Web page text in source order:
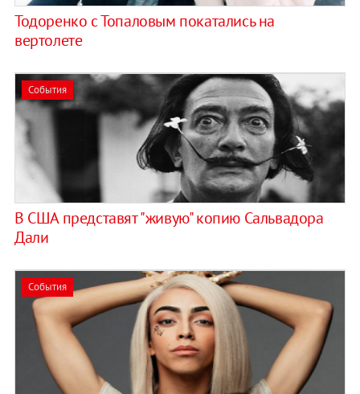
Тодоренко с Топаловым покатались на
вертолете
События
В США представят "живую" копию Сальвадора
Дали
События